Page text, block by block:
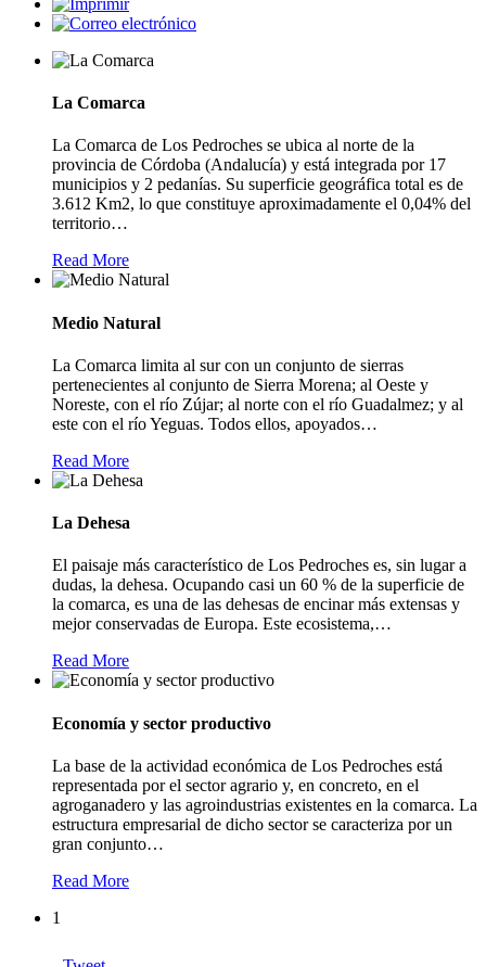
La Comarca
La Comarca de Los Pedroches se ubica al norte de la
provincia de Córdoba (Andalucía) y está integrada por 17
municipios y 2 pedanías. Su superficie geográfica total es de
3.612 Km2, lo que constituye aproximadamente el 0,04% del
territorio…
Read More
Medio Natural
La Comarca limita al sur con un conjunto de sierras
pertenecientes al conjunto de Sierra Morena; al Oeste y
Noreste, con el río Zújar; al norte con el río Guadalmez; y al
este con el río Yeguas. Todos ellos, apoyados…
Read More
La Dehesa
El paisaje más característico de Los Pedroches es, sin lugar a
dudas, la dehesa. Ocupando casi un 60 % de la superficie de
la comarca, es una de las dehesas de encinar más extensas y
mejor conservadas de Europa. Este ecosistema,…
Read More
Economía y sector productivo
La base de la actividad económica de Los Pedroches está
representada por el sector agrario y, en concreto, en el
agroganadero y las agroindustrias existentes en la comarca. La
estructura empresarial de dicho sector se caracteriza por un
gran conjunto…
Read More
1